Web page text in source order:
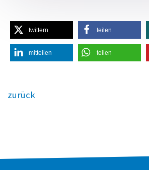
twittern teilen
mitteilen teilen
zurück